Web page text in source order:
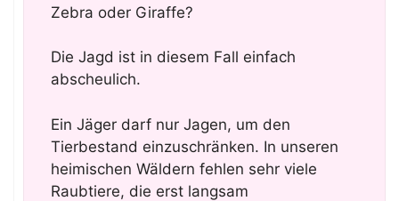
Zebra oder Giraffe?
Die Jagd ist in diesem Fall einfach
abscheulich.
Ein Jäger darf nur Jagen, um den
Tierbestand einzuschränken. In unseren
heimischen Wäldern fehlen sehr viele
Raubtiere, die erst langsam